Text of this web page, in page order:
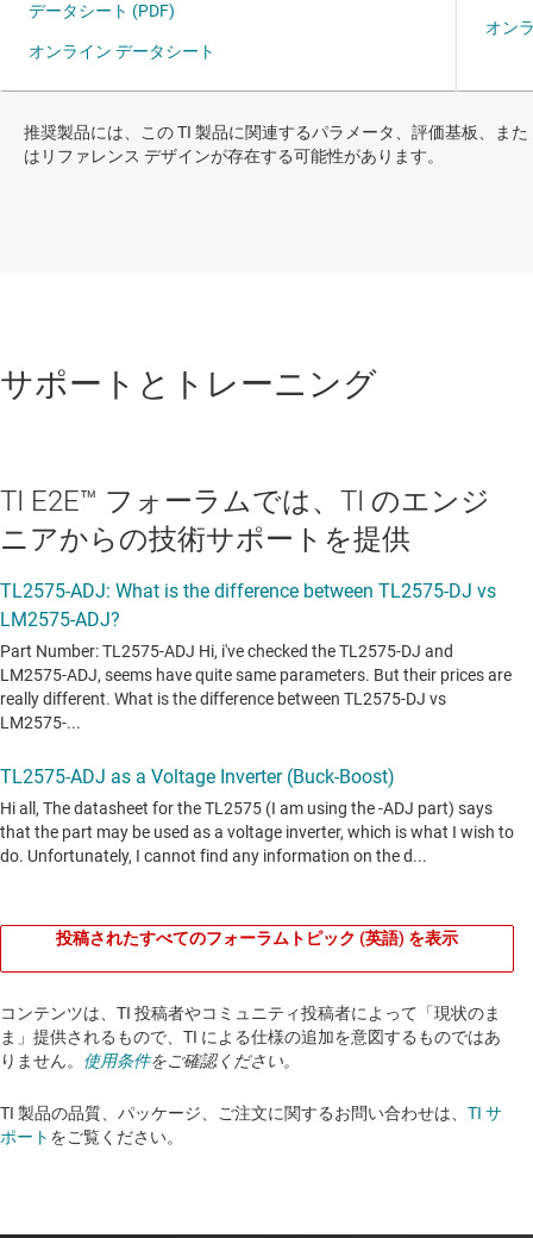
推奨製品には、この TI 製品に関連するパラメータ、評価基板、また
はリファレンス デザインが存在する可能性があります。
サポートとトレーニング
TI E2E™ フォーラムでは、TI のエンジ
ニアからの技術サポートを提供
投稿されたすべてのフォーラムトピック (英語) を表示
コンテンツは、TI 投稿者やコミュニティ投稿者によって「現状のま
ま」提供されるもので、TI による仕様の追加を意図するものではあ
りません。 使用条件をご確認ください。
TI 製品の品質、パッケージ、ご注文に関するお問い合わせは、 TI サ
ポート をご覧ください。​​​​​​​​​​​​​​